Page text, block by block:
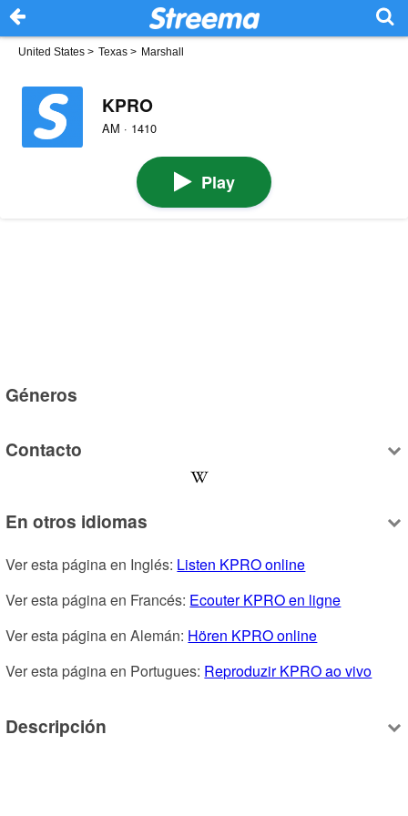
United States > Texas > Marshall
KPRO
AM · 1410
Play
Géneros
Contacto
En otros idiomas
Ver esta página en Inglés: Listen KPRO online
Ver esta página en Francés: Ecouter KPRO en ligne
Ver esta página en Alemán: Hören KPRO online
Ver esta página en Portugues: Reproduzir KPRO ao vivo
Descripción